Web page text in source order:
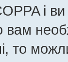
і
вам
то